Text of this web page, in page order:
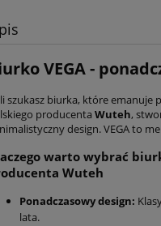
VEGA -
szukasz biurka, które emanuje
producenta Wuteh,
design. VEGA to
warto wybrać
Wuteh
Ponadczasowy design:
lata.